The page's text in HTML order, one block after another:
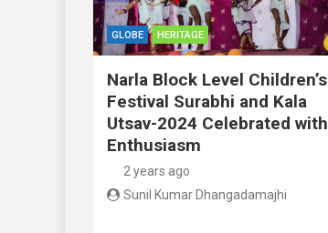
GLOBE HERITAGE
Narla Block Level Children’s
Festival Surabhi and Kala
Utsav-2024 Celebrated with
Enthusiasm
2 years ago
Sunil Kumar Dhangadamajhi